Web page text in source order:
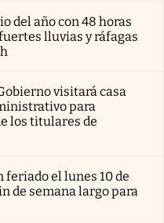
del año con 48 horas
lluvias y ráfagas
visitará casa
para
los titulares de
feriado el lunes 10 de
de semana largo para